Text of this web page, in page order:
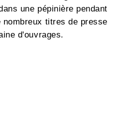
une pépinière pendant
titres de presse
d'ouvrages.